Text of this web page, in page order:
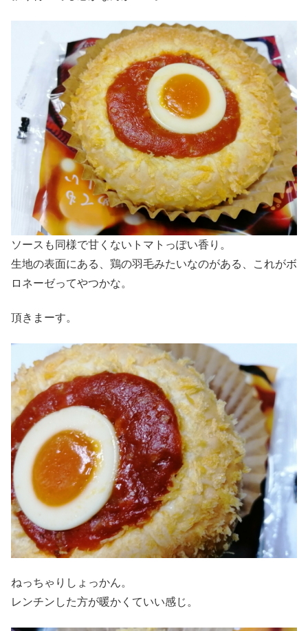
ソースも同様で甘くないトマトっぽい香り。
生地の表面にある、鶏の羽毛みたいなのがある、これがボ
ロネーゼってやつかな。
頂きまーす。
ねっちゃりしょっかん。
レンチンした方が暖かくていい感じ。